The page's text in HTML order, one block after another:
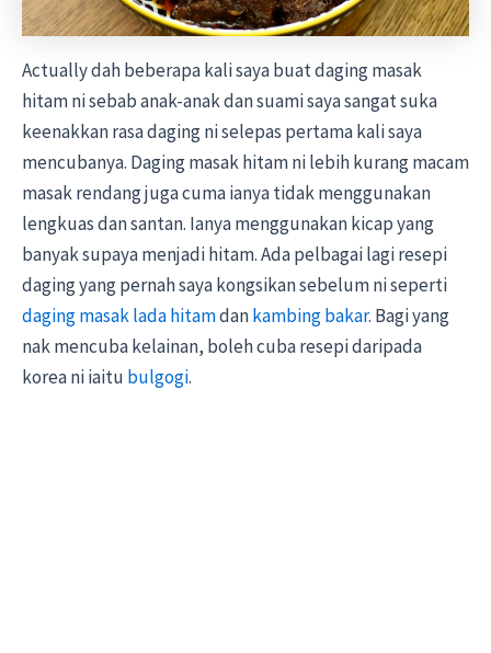
Actually dah beberapa kali saya buat daging masak
hitam ni sebab anak-anak dan suami saya sangat suka
keenakkan rasa daging ni selepas pertama kali saya
mencubanya. Daging masak hitam ni lebih kurang macam
masak rendang juga cuma ianya tidak menggunakan
lengkuas dan santan. Ianya menggunakan kicap yang
banyak supaya menjadi hitam. Ada pelbagai lagi resepi
daging yang pernah saya kongsikan sebelum ni seperti
daging masak lada hitamdankambing bakar. Bagi yang
nak mencuba kelainan, boleh cuba resepi daripada
korea ni iaitu bulgogi.